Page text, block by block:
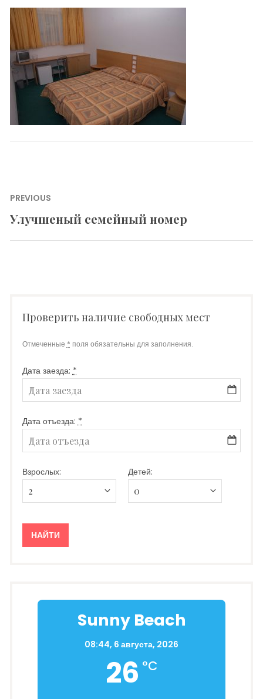
Навигация
по
PREVIOUS
Previous
Улучшеный семейный номер
Проверить наличие свободных мест
Отмеченные * поля обязательны для заполнения.
Дата заезда:*
Дата отъезда:*
Взрослых: Детей:
Sunny Beach
08:44, 6 августа, 2026
26 °C